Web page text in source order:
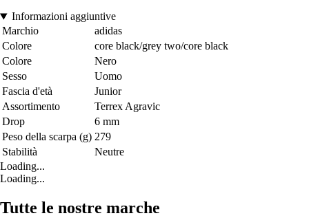
Informazioni aggiuntive
Marchio
adidas
Colore
core black/grey two/core black
Colore
Nero
Sesso
Uomo
Fascia d'età
Junior
Assortimento
Terrex Agravic
Drop
6 mm
Peso della scarpa (g) 279
Stabilità
Neutre
Loading...
Loading...
Tutte le nostre marche